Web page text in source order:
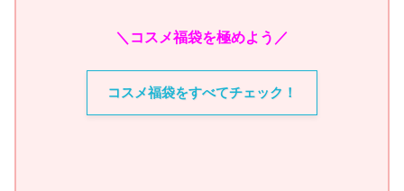
＼コスメ福袋を極めよう／
コスメ福袋をすべてチェック！